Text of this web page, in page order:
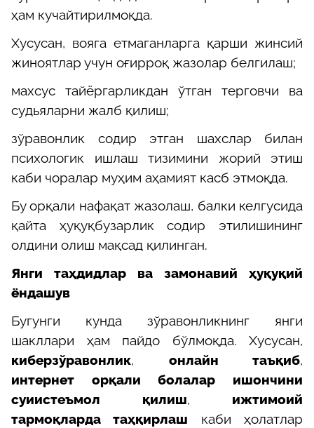
ҳам кучайтирилмоқда.
Хусусан, вояга етмаганларга қарши жинсий
жиноятлар учун оғирроқ жазолар белгилаш;
махсус тайёргарликдан ўтган терговчи ва
судьяларни жалб қилиш;
зўравонлик содир этган шахслар билан
психологик ишлаш тизимини жорий этиш
каби чоралар муҳим аҳамият касб этмоқда.
Бу орқали нафақат жазолаш, балки келгусида
қайта ҳуқуқбузарлик содир этилишининг
олдини олиш мақсад қилинган.
Янги таҳдидлар ва замонавий ҳуқуқий
ёндашув
Бугунги кунда зўравонликнинг янги
шакллари ҳам пайдо бўлмоқда. Хусусан,
киберзўравонлик, онлайн таъқиб,
интернет орқали болалар ишончини
суиистеъмол қилиш, ижтимоий
тармоқларда таҳқирлаш каби ҳолатлар